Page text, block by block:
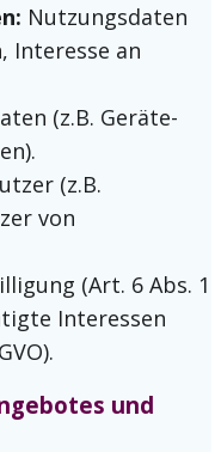
Nutzungsdaten
Interesse an
(z.B. Geräte-
(z.B.
von
(Art. 6 Abs. 1
Interessen
und